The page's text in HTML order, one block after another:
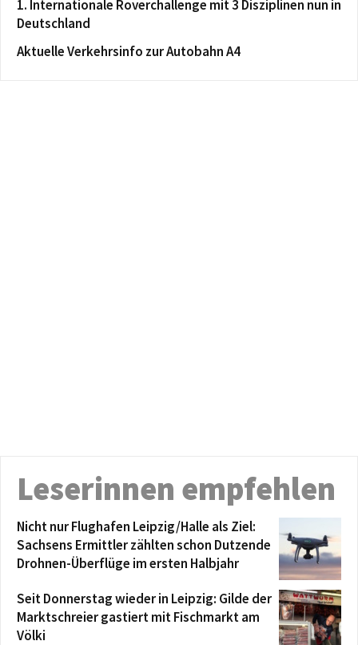
1. Internationale Roverchallenge mit 3 Disziplinen nun in
Deutschland
Aktuelle Verkehrsinfo zur Autobahn A4
Leserinnen empfehlen
Nicht nur Flughafen Leipzig/Halle als Ziel:
Sachsens Ermittler zählten schon Dutzende
Drohnen-Überflüge im ersten Halbjahr
Seit Donnerstag wieder in Leipzig: Gilde der
Marktschreier gastiert mit Fischmarkt am
Völki